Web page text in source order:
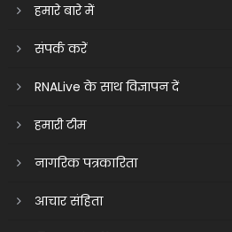
हमारे बारे में
संपर्क करें
RNALive के साथ विज्ञापन दें
हमारी टीम
नागरिक पत्रकारिता
आचार संहिता